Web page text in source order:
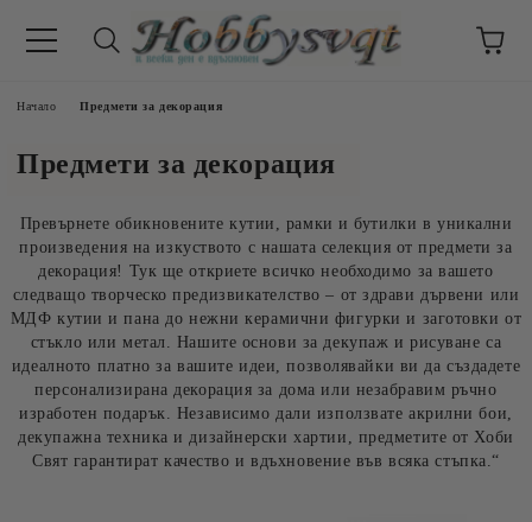
Начало Предмети за декорация
Предмети за декорация
Превърнете обикновените кутии, рамки и бутилки в уникални
произведения на изкуството с нашата селекция от предмети за
декорация! Тук ще откриете всичко необходимо за вашето
следващо творческо предизвикателство – от здрави дървени или
МДФ кутии и пана до нежни керамични фигурки и заготовки от
стъкло или метал. Нашите основи за декупаж и рисуване са
идеалното платно за вашите идеи, позволявайки ви да създадете
персонализирана декорация за дома или незабравим ръчно
изработен подарък. Независимо дали използвате акрилни бои,
декупажна техника и дизайнерски хартии, предметите от Хоби
Свят гарантират качество и вдъхновение във всяка стъпка.“